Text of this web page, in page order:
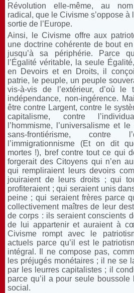
Révolution elle-même, au
radical, que le Civisme s’oppose à
sortie de l’Europe.
Ainsi, le Civisme offre aux
une doctrine cohérente de bout
jusqu’à sa périphérie. Parce
l’Égalité véritable, la seule
en Devoirs et en Droits, il
patrie, le peuple, un peuple
vis-à-vis de l’extérieur, d’où le
indépendance, non-ingérence.
être contre Largent, contre le
capitalisme, contre
l’hommisme, l’universalisme et
sans-frontiérisme, contre
l’immigrationnisme (Et on dit
mortes !), bref contre tout ce qui
forgerait des Citoyens qui n’en
qui rempliraient leurs devoirs
jouiraient de leurs droits ; qui
profiteraient ; qui seraient unis
peine ; qui seraient frères parce
collectivement maîtres de leur
de corps : ils seraient conscients
de lui appartenir et auraient à
Civisme rompt avec le
actuels parce qu’il est le
intégral. Il ne compose pas,
les préjugés monétaires ; il ne se
par les leurres capitalistes ; il
parce qu’il a pour seule boussole
social.